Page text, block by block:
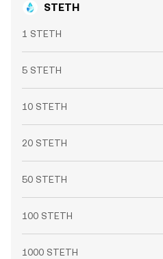
STETH
1 STETH
5 STETH
10 STETH
20 STETH
50 STETH
100 STETH
1000 STETH